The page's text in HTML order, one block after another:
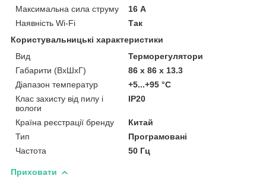
Максимальна сила струму
16 А
Наявність Wi-Fi
Так
Користувальницькі характеристики
Вид
Терморегулятори
Габарити (ВхШхГ)
86 х 86 х 13.3
Діапазон температур
+5...+95 °С
Клас захисту від пилу і
вологи
IP20
Країна реєстрації бренду
Китай
Тип
Програмовані
Частота
50 Гц
Приховати